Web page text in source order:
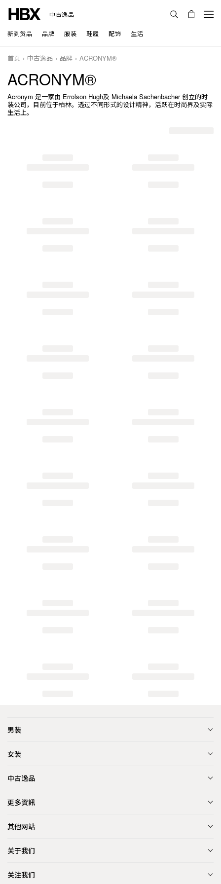
中古逸品
新到货品 品牌 服装 鞋履 配饰 生活
首页 中古逸品 品牌 ACRONYM®
ACRONYM®
Acronym 是一家由 Errolson Hugh及 Michaela Sachenbacher 创立的时
装公司，目前位于柏林。透过不同形式的设计精神，活跃在时尚界及实际
生活上。
男装
女装
中古逸品
更多資訊
其他网站
关于我们
关注我们